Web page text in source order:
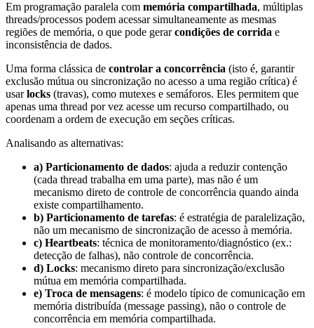
Em programação paralela com memória compartilhada, múltiplas
threads/processos podem acessar simultaneamente as mesmas
regiões de memória, o que pode gerarcondições de corrida e
inconsistência de dados.
Uma forma clássica de controlar a concorrência (isto é, garantir
exclusão mútua ou sincronização no acesso a uma região crítica) é
usarlocks (travas), como mutexes e semáforos. Eles permitem que
apenas uma thread por vez acesse um recurso compartilhado, ou
coordenam a ordem de execução em seções críticas.
Analisando as alternativas:
a) Particionamento de dados: ajuda a reduzir contenção
(cada thread trabalha em uma parte), mas não é um
mecanismo direto de controle de concorrência quando ainda
existe compartilhamento.
b) Particionamento de tarefas: é estratégia de paralelização,
não um mecanismo de sincronização de acesso à memória.
c) Heartbeats: técnica de monitoramento/diagnóstico (ex.:
detecção de falhas), não controle de concorrência.
d) Locks: mecanismo direto para sincronização/exclusão
mútua em memória compartilhada.
e) Troca de mensagens: é modelo típico de comunicação em
memória distribuída (message passing), não o controle de
concorrência em memória compartilhada.